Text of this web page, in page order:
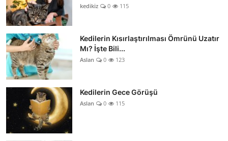
kedikiz 0 115
Kedilerin Kısırlaştırılması Ömrünü Uzatır
Mı? İşte Bili...
Aslan 0 123
Kedilerin Gece Görüşü
Aslan 0 115